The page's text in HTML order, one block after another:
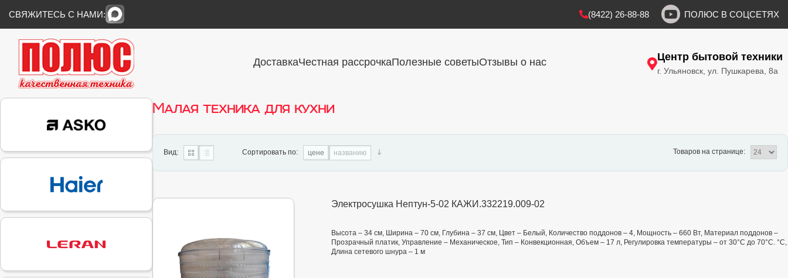
СВЯЖИТЕСЬ С НАМИ: (8422) 26-88-88 ПОЛЮС В СОЦСЕТЯХ
ДоставкаЧестная рассрочкаПолезные советыОтзывы о нас Центр бытовой техники
г. Ульяновск, ул. Пушкарева, 8а
Малая техника для кухни
Вид: Сортировать по: цене названию Товаров на странице:
Электросушка Нептун-5-02 КАЖИ.332219.009-02
Высота – 34 см, Ширина – 70 см, Глубина – 37 см, Цвет – Белый, Количество поддонов – 4, Мощность – 660 Вт, Материал поддонов –
Прозрачный платик, Управление – Механическое, Тип – Конвекционная, Объем – 17 л, Регулировка температуры – от 30°С до 70°С. °C,
Длина сетевого шнура – 1 м